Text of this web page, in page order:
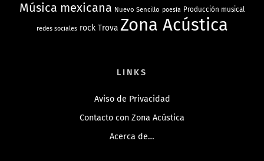
Música mexicana Nuevo Sencillo poesía Producción musical
redes sociales rock Trova Zona Acústica
LINKS
Aviso de Privacidad
Contacto con Zona Acústica
Acerca de…